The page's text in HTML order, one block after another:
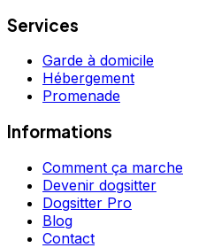
Services
Garde à domicile
Hébergement
Promenade
Informations
Comment ça marche
Devenir dogsitter
Dogsitter Pro
Blog
Contact